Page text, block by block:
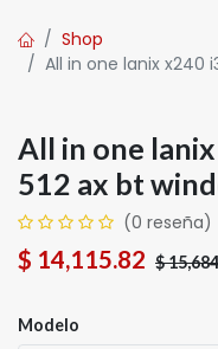
Shop
All in one lanix x240
All in one
512 ax bt
(0 reseña)
$ 14,115.82 $
Modelo